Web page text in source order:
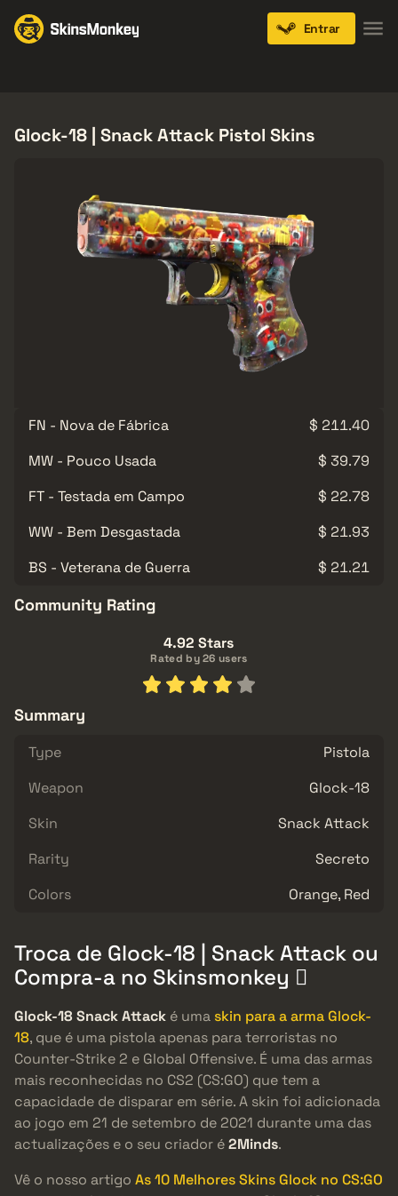
Entrar
Glock-18 | Snack Attack Pistol Skins
FN - Nova de Fábrica
$ 211.40
MW - Pouco Usada
$ 39.79
FT - Testada em Campo
$ 22.78
WW - Bem Desgastada
$ 21.93
BS - Veterana de Guerra
$ 21.21
Community Rating
4.92 Stars
Rated by 26 users
Summary
Type
Pistola
Weapon
Glock-18
Skin
Snack Attack
Rarity
Secreto
Colors
Orange, Red
Troca de Glock-18 | Snack Attack ou
Compra-a no Skinsmonkey 
Glock-18 Snack Attack é uma skin para a arma Glock-
18, que é uma pistola apenas para terroristas no
Counter-Strike 2 e Global Offensive. É uma das armas
mais reconhecidas no CS2 (CS:GO) que tem a
capacidade de disparar em série. A skin foi adicionada
ao jogo em 21 de setembro de 2021 durante uma das
actualizações e o seu criador é2Minds.
Vê o nosso artigo As 10 Melhores Skins Glock no CS:GO